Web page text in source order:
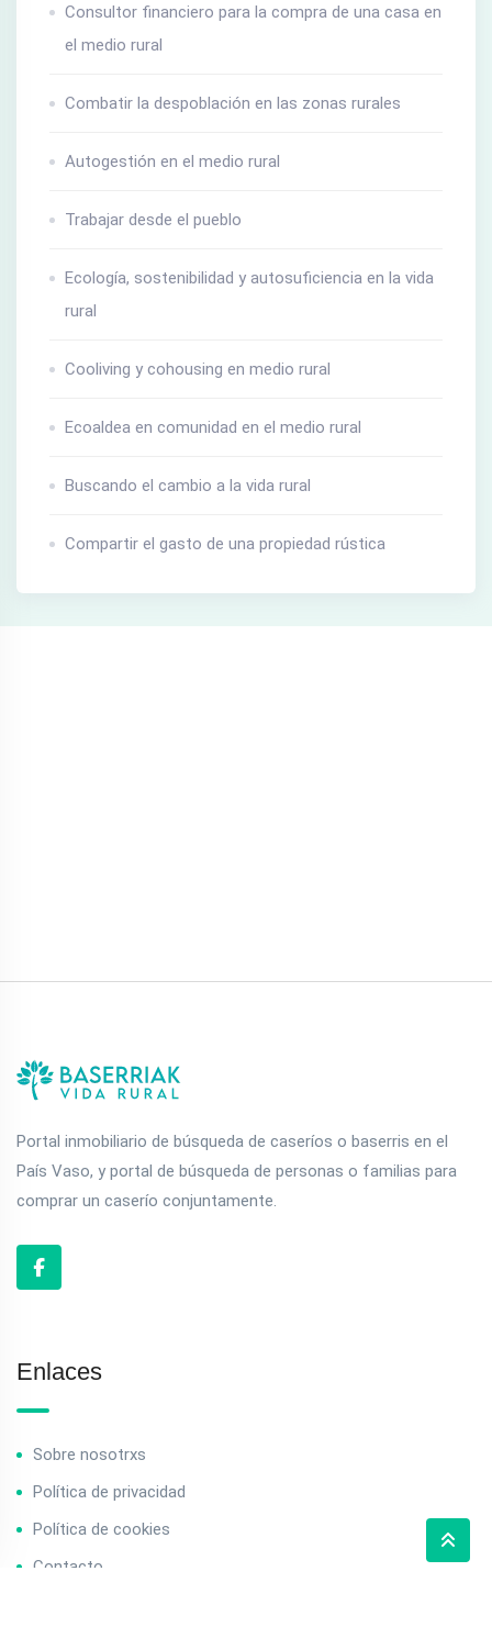
Consultor financiero para la compra de una casa en
el medio rural
Combatir la despoblación en las zonas rurales
Autogestión en el medio rural
Trabajar desde el pueblo
Ecología, sostenibilidad y autosuficiencia en la vida
rural
Cooliving y cohousing en medio rural
Ecoaldea en comunidad en el medio rural
Buscando el cambio a la vida rural
Compartir el gasto de una propiedad rústica
Portal inmobiliario de búsqueda de caseríos o baserris en el
País Vaso, y portal de búsqueda de personas o familias para
comprar un caserío conjuntamente.
Enlaces
Sobre nosotrxs
Política de privacidad
Política de cookies
Contacto